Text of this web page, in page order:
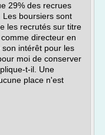
29% des recrues
Les boursiers sont
les recrutés sur titre
directeur en
intérêt pour les
moi de conserver
t-il. Une
place n'est